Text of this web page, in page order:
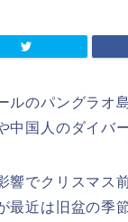
ルのパングラオ
中国人のダイバ
響でクリスマス
最近は旧盆の季